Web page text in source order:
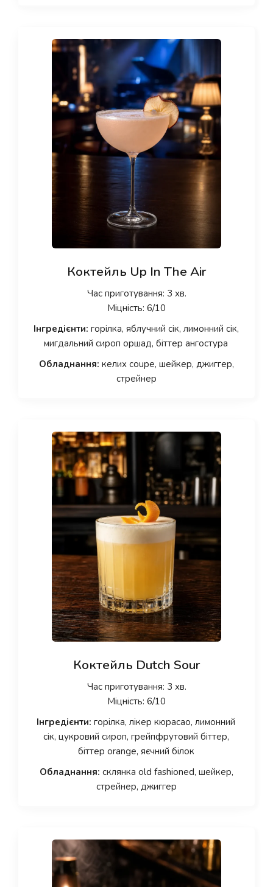
Коктейль Up In The Air
Час приготування: 3 хв.
Міцність: 6/10
Інгредієнти: горілка, яблучний сік, лимонний сік,
мигдальний сироп оршад, біттер ангостура
Обладнання: келих coupe, шейкер, джиггер,
стрейнер
Коктейль Dutch Sour
Час приготування: 3 хв.
Міцність: 6/10
Інгредієнти: горілка, лікер кюрасао, лимонний
сік, цукровий сироп, грейпфрутовий біттер,
біттер orange, яєчний білок
Обладнання: склянка old fashioned, шейкер,
стрейнер, джиггер